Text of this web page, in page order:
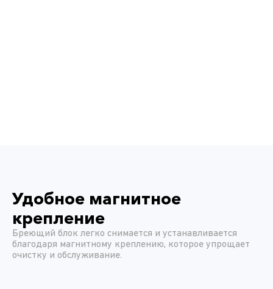
Удобное магнитное
крепление
Бреющий блок легко снимается и устанавливается
благодаря магнитному креплению, которое упрощает
очистку и обслуживание.